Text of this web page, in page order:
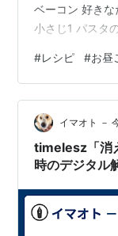
ベーコン 好き
小さじ1 パスタ
オリーブオイル
たらベーコン
たら、ネギを
の素を入れて味
らフライパンに
て出来上がり…
#レシピ #お昼
イマオト －
timelesz「消
時のデジタル